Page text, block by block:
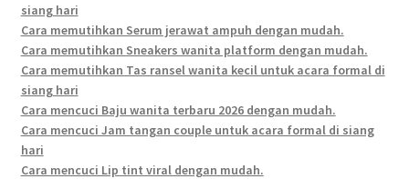
siang hari
Cara memutihkan Serum jerawat ampuh dengan mudah.
Cara memutihkan Sneakers wanita platform dengan mudah.
Cara memutihkan Tas ransel wanita kecil untuk acara formal di
siang hari
Cara mencuci Baju wanita terbaru 2026 dengan mudah.
Cara mencuci Jam tangan couple untuk acara formal di siang
hari
Cara mencuci Lip tint viral dengan mudah.